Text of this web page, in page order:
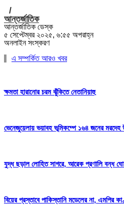
/
আন্তর্জাতিক
আন্তর্জাতিক ডেস্ক
৫ সেপ্টেম্বর ২০২৫, ৬:৫৫ অপরাহ্ন
অনলাইন সংস্করণ
এ সম্পর্কিত আরও খবর
ক্ষমতা হারানোর চরম ঝুঁকিতে নেতানিয়াহু
ভেনেজুয়েলায় ভয়াবহ ভূমিকম্পে ১৬৪ জনের মরদেহ
যুদ্ধ ছড়াল লোহিত সাগরে, আরেক প্রণালি বন্ধ
বিয়ের প্রস্তাবে পাকিস্তানি মডেলের না, এমপির